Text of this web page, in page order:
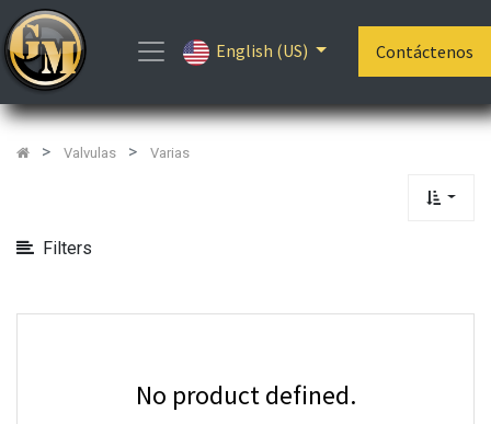
English (US) Contáctenos
Valvulas Varias
Filters
Show
Categories
No product defined.